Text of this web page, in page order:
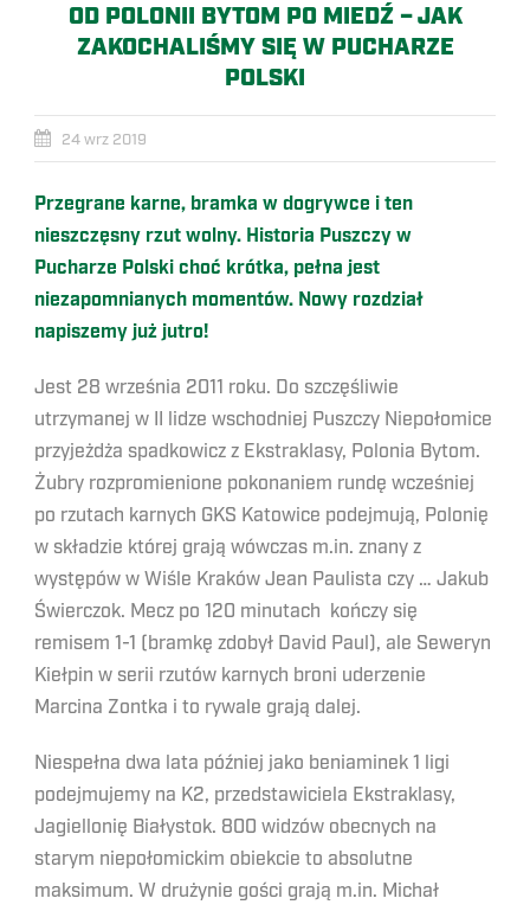
OD POLONII BYTOM PO MIEDŹ – JAK
ZAKOCHALIŚMY SIĘ W PUCHARZE
POLSKI
24 wrz 2019
Przegrane karne, bramka w dogrywce i ten
nieszczęsny rzut wolny. Historia Puszczy w
Pucharze Polski choć krótka, pełna jest
niezapomnianych momentów. Nowy rozdział
napiszemy już jutro!
Jest 28 września 2011 roku. Do szczęśliwie
utrzymanej w II lidze wschodniej Puszczy Niepołomice
przyjeżdża spadkowicz z Ekstraklasy, Polonia Bytom.
Żubry rozpromienione pokonaniem rundę wcześniej
po rzutach karnych GKS Katowice podejmują, Polonię
w składzie której grają wówczas m.in. znany z
występów w Wiśle Kraków Jean Paulista czy … Jakub
Świerczok. Mecz po 120 minutach kończy się
remisem 1-1 (bramkę zdobył David Paul), ale Seweryn
Kiełpin w serii rzutów karnych broni uderzenie
Marcina Zontka i to rywale grają dalej.
Niespełna dwa lata później jako beniaminek 1 ligi
podejmujemy na K2, przedstawiciela Ekstraklasy,
Jagiellonię Białystok. 800 widzów obecnych na
starym niepołomickim obiekcie to absolutne
maksimum. W drużynie gości grają m.in. Michał